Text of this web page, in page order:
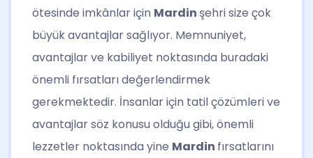
ötesinde imkânlar için Mardin şehri size çok
büyük avantajlar sağlıyor. Memnuniyet,
avantajlar ve kabiliyet noktasında buradaki
önemli fırsatları değerlendirmek
gerekmektedir. İnsanlar için tatil çözümleri ve
avantajlar söz konusu olduğu gibi, önemli
lezzetler noktasında yine Mardin fırsatlarını